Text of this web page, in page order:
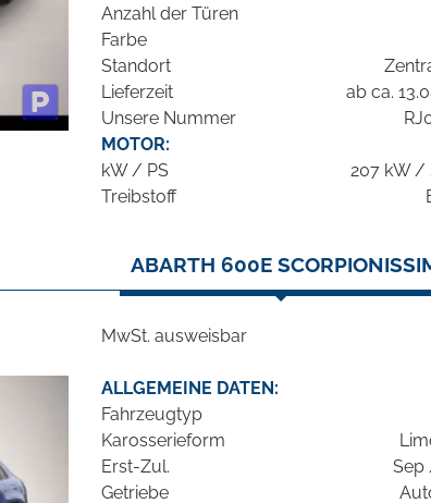
Anzahl der Türen
Farbe
Standort
Lieferzeit
ab ca.
Unsere Nummer
MOTOR:
kW / PS
207 kW /
Treibstoff
ABARTH 600E
MwSt. ausweisbar
ALLGEMEINE DATEN:
Fahrzeugtyp
Karosserieform
Erst-Zul.
Sep
Getriebe